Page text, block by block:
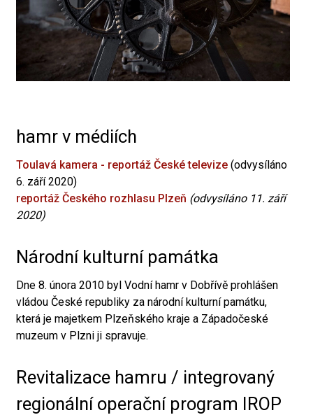
hamr v médiích
Toulavá kamera - reportáž České televize (odvysíláno
6. září 2020)
reportáž Českého rozhlasu Plzeň (odvysíláno 11. září
2020)
Národní kulturní památka
Dne 8. února 2010 byl Vodní hamr v Dobřívě prohlášen
vládou České republiky za národní kulturní památku,
která je majetkem Plzeňského kraje a Západočeské
muzeum v Plzni ji spravuje.
Revitalizace hamru / integrovaný
regionální operační program IROP